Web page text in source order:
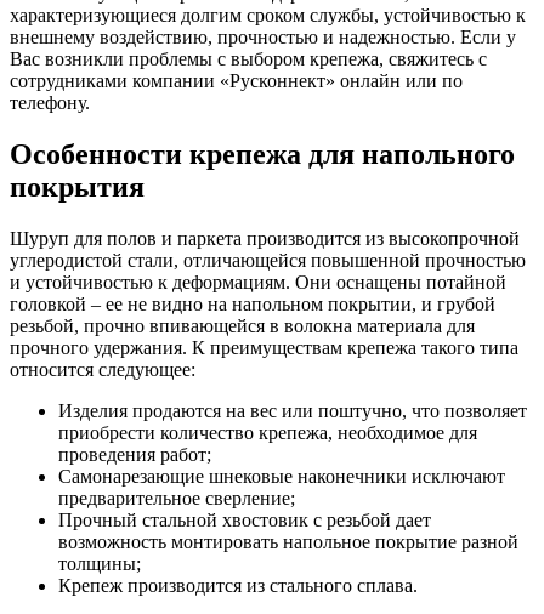
характеризующиеся долгим сроком службы, устойчивостью к
внешнему воздействию, прочностью и надежностью. Если у
Вас возникли проблемы с выбором крепежа, свяжитесь с
сотрудниками компании «Русконнект» онлайн или по
телефону.
Особенности крепежа для напольного
покрытия
Шуруп для полов и паркета производится из высокопрочной
углеродистой стали, отличающейся повышенной прочностью
и устойчивостью к деформациям. Они оснащены потайной
головкой – ее не видно на напольном покрытии, и грубой
резьбой, прочно впивающейся в волокна материала для
прочного удержания. К преимуществам крепежа такого типа
относится следующее:
Изделия продаются на вес или поштучно, что позволяет
приобрести количество крепежа, необходимое для
проведения работ;
Самонарезающие шнековые наконечники исключают
предварительное сверление;
Прочный стальной хвостовик с резьбой дает
возможность монтировать напольное покрытие разной
толщины;
Крепеж производится из стального сплава.